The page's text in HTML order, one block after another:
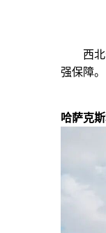
西
强保障。
哈萨克